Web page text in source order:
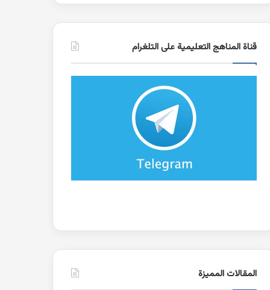
قناة المناهج التعليمية على التلغرام
المقالات المميزة